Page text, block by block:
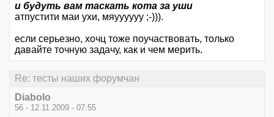
и будуть вам таскать кота за уши
атпустити маи ухи, мяуууууу ;-))).
если серьезно, хочц тоже поучаствовать, только
давайте точную задачу, как и чем мерить.
Re: тесты наших форумчан
Diabolo
56 - 12.11.2009 - 07:55